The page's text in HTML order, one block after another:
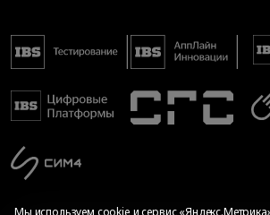
Мы используем cookie и сервис